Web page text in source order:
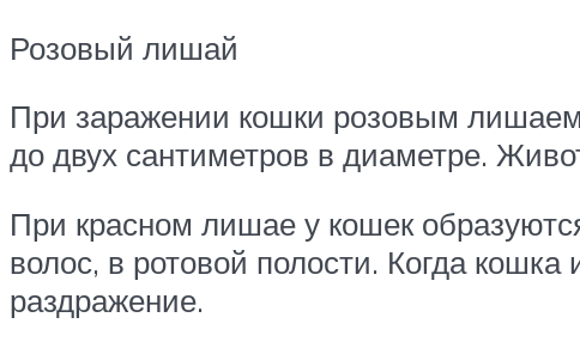
Розовый лишай
При заражении кошки розовым
до двух сантиметров в диаметре.
При красном лишае у кошек
волос, в ротовой полости. Когда
раздражение.